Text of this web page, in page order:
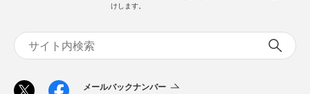
けします。
メールバックナンバー